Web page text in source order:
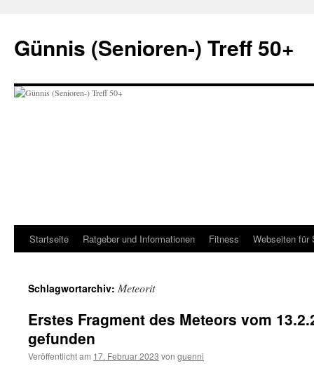
springen
Günnis (Senioren-) Treff 50+
Startseite Ratgeber und Informationen Fitness Webseiten für
Schlagwortarchiv: Meteorit
Erstes Fragment des Meteors vom
gefunden
Veröffentlicht am 17. Februar 2023 von guenni